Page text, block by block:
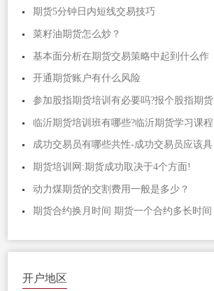
期货5分钟日内短线交易技巧
菜籽油期货怎么炒？
基本面分析在期货交易策略中起到什么作
开通期货账户有什么风险
参加股指期货培训有必要吗?报个股指期货
临沂期货培训班有哪些?临沂期货学习课程
成功交易员有哪些共性-成功交易员应该具
期货培训网:期货成功取决于4个方面!
动力煤期货的交割费用一般是多少？
期货合约换月时间 期货一个合约多长时间
开户地区